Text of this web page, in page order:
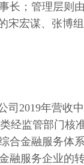
长；管理层则
宋宏谋、张博
司2019年营收
经监管部门核
合金融服务体
融服务企业的